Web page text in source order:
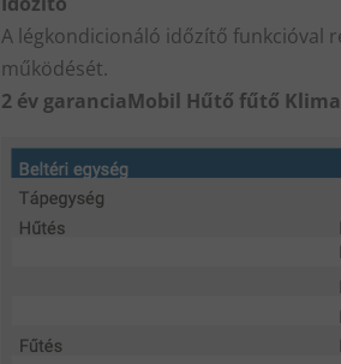
A légkondicionáló időzítő funkcióval
működését.
2 év garanciaMobil Hűtő fűtő